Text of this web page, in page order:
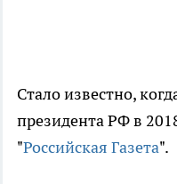
Стало известно,
президента РФ в
"Российская Газета".